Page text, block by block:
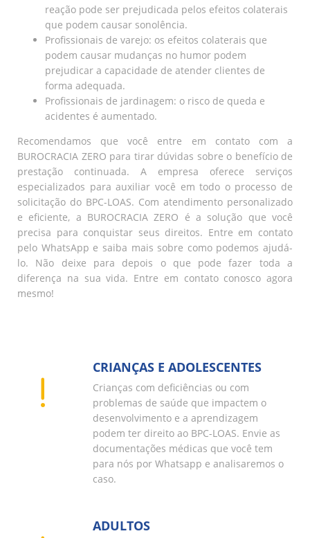
reação pode ser prejudicada pelos efeitos colaterais
que podem causar sonolência.
Profissionais de varejo: os efeitos colaterais que
podem causar mudanças no humor podem
prejudicar a capacidade de atender clientes de
forma adequada.
Profissionais de jardinagem: o risco de queda e
acidentes é aumentado.
Recomendamos que você entre em contato com a
BUROCRACIA ZERO para tirar dúvidas sobre o benefício de
prestação continuada. A empresa oferece serviços
especializados para auxiliar você em todo o processo de
solicitação do BPC-LOAS. Com atendimento personalizado
e eficiente, a BUROCRACIA ZERO é a solução que você
precisa para conquistar seus direitos. Entre em contato
pelo WhatsApp e saiba mais sobre como podemos ajudá-
lo. Não deixe para depois o que pode fazer toda a
diferença na sua vida. Entre em contato conosco agora
mesmo!
CRIANÇAS E ADOLESCENTES
Crianças com deficiências ou com
problemas de saúde que impactem o
desenvolvimento e a aprendizagem
podem ter direito ao BPC-LOAS. Envie as
documentações médicas que você tem
para nós por Whatsapp e analisaremos o
caso.
ADULTOS